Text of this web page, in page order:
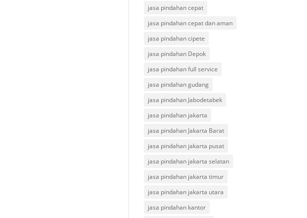
jasa pindahan cepat
jasa pindahan cepat dan aman
jasa pindahan cipete
jasa pindahan Depok
jasa pindahan full service
jasa pindahan gudang
jasa pindahan Jabodetabek
jasa pindahan jakarta
jasa pindahan Jakarta Barat
jasa pindahan jakarta pusat
jasa pindahan jakarta selatan
jasa pindahan jakarta timur
jasa pindahan jakarta utara
jasa pindahan kantor